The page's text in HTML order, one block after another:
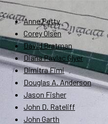
Anne Petty
Corey Olsen
David Bratman
Diana Pavlac Glyer
Dimitra Fimi
Douglas A. Anderson
Jason Fisher
John D. Rateliff
John Garth